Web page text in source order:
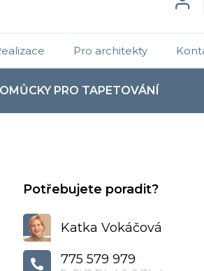
PRO TAPETOVÁNÍ
Pro architekty
Katka Vokáčová
775 579 979